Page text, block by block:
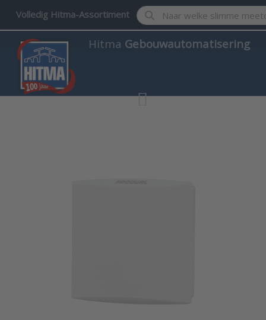
Volledig Hitma-Assortiment Enter a search term.
Hitma Gebouwautomatisering